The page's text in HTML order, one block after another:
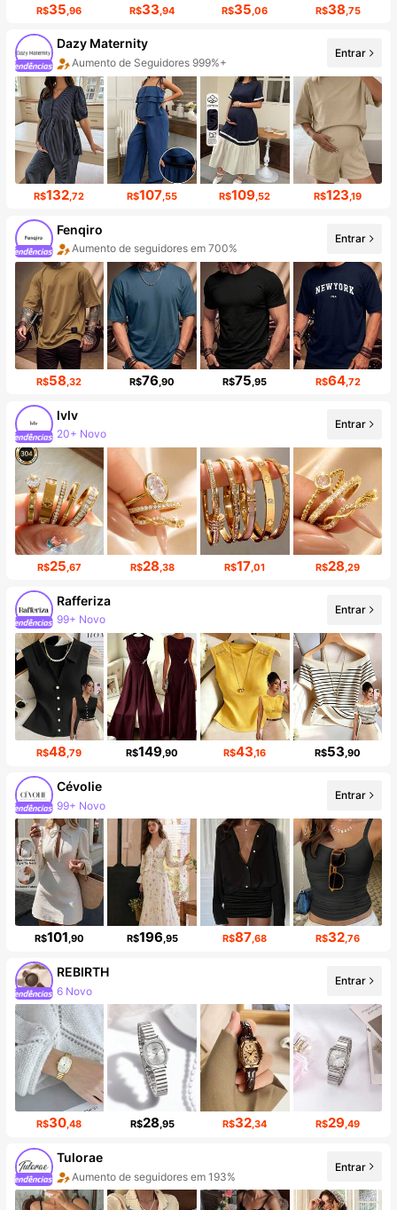
R$35,96 R$33,94 R$35,06 R$38,75
Dazy Maternity
Aumento de vendas 999%+
Entrar
R$132,72 R$107,55 R$109,52 R$123,19
Fenqiro
Aumento de seguidores em 700%
Entrar
R$58,32 R$76,90 R$75,95 R$64,72
lvlv
Aumento de seguidores em 458%
Entrar
R$25,67 R$28,38 R$17,01 R$28,29
Rafferiza
Aumento de seguidores em 16%
Entrar
R$48,79 R$149,90 R$43,16 R$53,90
Cévolie
Aumento de seguidores em 69%
Entrar
R$101,90 R$196,95 R$87,68 R$32,76
REBIRTH
39K seguidores
Entrar
R$30,48 R$28,95 R$32,34 R$29,49
Tulorae
Aumento em 290% nas vendas
Entrar